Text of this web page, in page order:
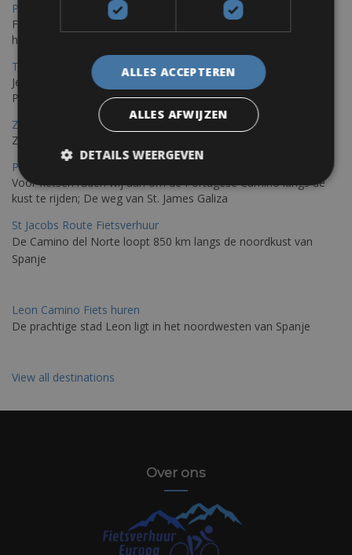
Pula Fietsverhuur
Fietsen langs de Istrische kust is de ideale fietstocht voor wie
houdt van de Mediterrane zon.
Trieste-Pula Fietsverhuur
Je kunt een fiets huren met levering in Triëst en de fiets later in
Pula of elders in Istrië achterlaten.
Zadar Fietsverhuur
Zadar, een verborgen parel die je op de fiets kunt ontdekken
Porto – Santiago De Compostela Fietsverhuur
Voor fietsen raden wij aan om de Portugese Camino langs de
kust te rijden; De weg van St. James Galiza
St Jacobs Route Fietsverhuur
De Camino del Norte loopt 850 km langs de noordkust van
Spanje
Leon Camino Fiets huren
De prachtige stad Leon ligt in het noordwesten van Spanje
View all destinations
Over ons
ALLES ACCEPTEREN
ALLES AFWIJZEN
DETAILS WEERGEVEN